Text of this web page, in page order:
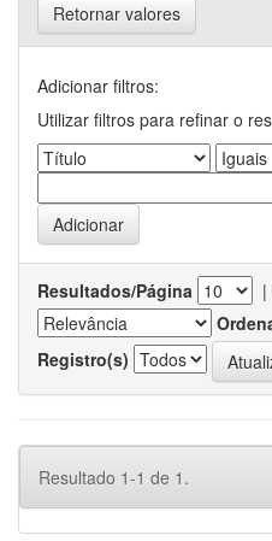
Retornar valores
Adicionar filtros:
Utilizar filtros para refinar o
Resultados/Página |
Registro(s)
Resultado 1-1 de 1.